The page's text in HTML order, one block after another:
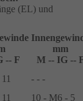
(EL) und
-- F
mm
M -- IG --
- - -
10 - M6 - 5